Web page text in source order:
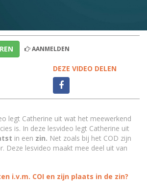
AANMELDEN
DEZE VIDEO DELEN
legt Catherine uit wat het meewerkend
is. In deze lesvideo legt Catherine uit
in een zin. Net zoals bij het COD zijn
Deze lesvideo maakt mee deel uit van
i.v.m. COI en zijn plaats in de zin?